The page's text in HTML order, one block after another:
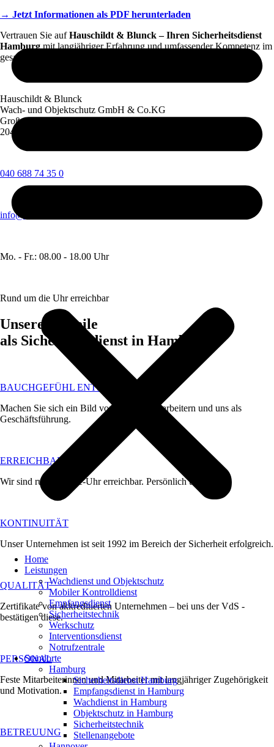
Home
Leistungen
Wachdienst und Objektschutz
Mobiler Kontrolldienst
Empfangsdienst
Sicherheitstechnik
Werkschutz
Interventionsdienst
Notrufzentrale
Standorte
Hamburg
Sicherheitsdienst Hamburg
Empfangsdienst in Hamburg
Wachdienst in Hamburg
Objektschutz in Hamburg
Sicherheitstechnik
Stellenangebote
→ Jetzt Informationen als PDF herunterladen
Vertrauen Sie aufHauschildt & Blunck – Ihren Sicherheitsdienst
Hamburgmit langjähriger Erfahrung und umfassender Kompetenz im
gesamten Stadtgebiet.
Hauschildt & Blunck
Wach- und Objektschutz GmbH & Co.KG
Großer Burstah 46-48
20457 Hamburg
040 688 74 35 0
info@hauschildtundblunck.de
Mo. - Fr.: 08.00 - 18.00 Uhr
Rund um die Uhr erreichbar
Unsere Vorteile
als Sicherheitsdienst in Hamburg
BAUCHGEFÜHL ENTSCHEIDET
Machen Sie sich ein Bild von unseren Mitarbeitern und uns als
Geschäftsführung.
ERREICHBARKEIT
Wir sind rund-um-die-Uhr erreichbar. Persönlich und direkt.
KONTINUITÄT
Unser Unternehmen ist seit 1992 im Bereich der Sicherheit erfolgreich.
QUALITÄT
Zertifikate von akkreditierten Unternehmen – bei uns der VdS -
bestätigen diese.
PERSONAL
Feste Mitarbeiterinnen und Mitarbeiter mit langjähriger Zugehörigkeit
und Motivation.
BETREUUNG